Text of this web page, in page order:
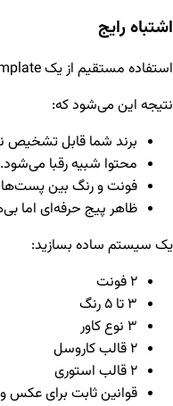
اشتباه رایج
استفاده مستقیم از یک Template آماده بدون تغییر.
نتیجه این می‌شود که:
برند شما قابل
محتوا شبیه رقبا می‌شود.
فونت و رنگ بین
ظاهر پیج حرفه‌ای اما
یک سیستم ساده بسازید:
۲ فونت
۳ تا ۵ رنگ
۳ نوع کاور
۲ قالب کاروسل
۲ قالب استوری
قوانین ثابت برای عکس